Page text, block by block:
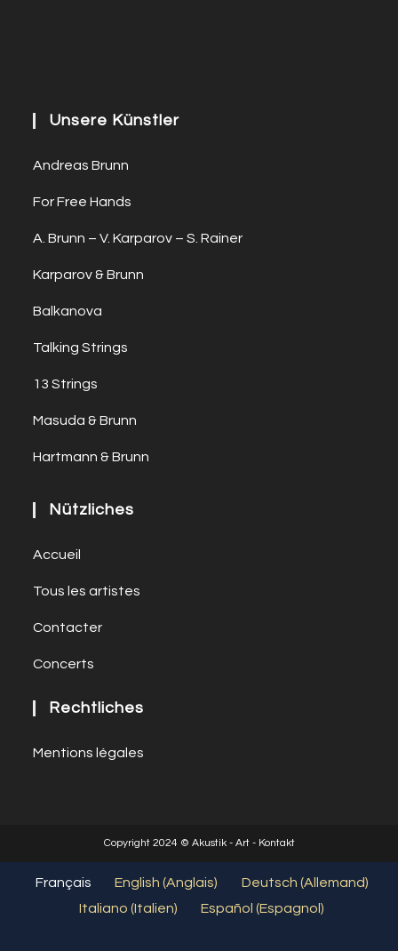
Unsere Künstler
Andreas Brunn
For Free Hands
A. Brunn – V. Karparov – S. Rainer
Karparov & Brunn
Balkanova
Talking Strings
13 Strings
Masuda & Brunn
Hartmann & Brunn
Nützliches
Accueil
Tous les artistes
Contacter
Concerts
Rechtliches
Mentions légales
Copyright 2024 © Akustik - Art - Kontakt
Français English (Anglais) Deutsch (Allemand)
Italiano (Italien) Español (Espagnol)